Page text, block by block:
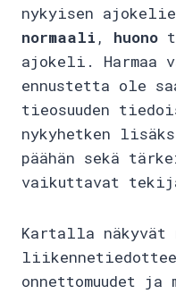
nykyisen
normaali , huono
ajokeli.
ennustetta ole
tieosuuden
nykyhetken
päähän sekä
vaikuttavat
Kartalla
onnettomuudet